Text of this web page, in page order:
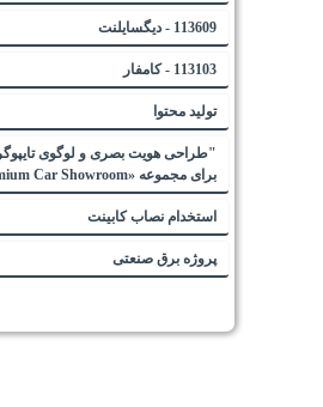
113609 - دیگسایلنت
113103 - کامفار
تولید محتوا
"طراحی هویت بصری و لوگوی
برای مجموعه «PISHRO Premium Car Showroom»
استخدام نصاب کابینت
پروژه برق صنعتی